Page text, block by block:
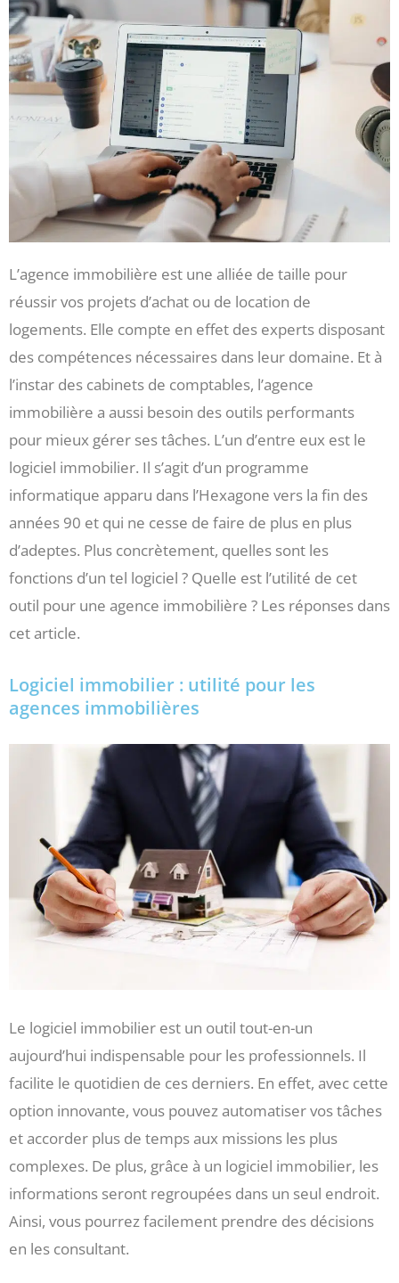
L’agence immobilière est une alliée de taille pour
réussir vos projets d’achat ou de location de
logements. Elle compte en effet des experts disposant
des compétences nécessaires dans leur domaine. Et à
l’instar des cabinets de comptables, l’agence
immobilière a aussi besoin des outils performants
pour mieux gérer ses tâches. L’un d’entre eux est le
logiciel immobilier. Il s’agit d’un programme
informatique apparu dans l’Hexagone vers la fin des
années 90 et qui ne cesse de faire de plus en plus
d’adeptes. Plus concrètement, quelles sont les
fonctions d’un tel logiciel ? Quelle est l’utilité de cet
outil pour une agence immobilière ? Les réponses dans
cet article.
Logiciel immobilier : utilité pour les
agences immobilières
Le logiciel immobilier est un outil tout-en-un
aujourd’hui indispensable pour les professionnels. Il
facilite le quotidien de ces derniers. En effet, avec cette
option innovante, vous pouvez automatiser vos tâches
et accorder plus de temps aux missions les plus
complexes. De plus, grâce à un logiciel immobilier, les
informations seront regroupées dans un seul endroit.
Ainsi, vous pourrez facilement prendre des décisions
en les consultant.